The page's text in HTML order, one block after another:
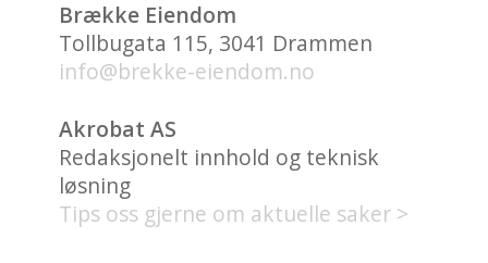
Brække Eiendom
Tollbugata 115, 3041 Drammen
info@brekke-eiendom.no
Akrobat AS
Redaksjonelt innhold og teknisk
løsning
Tips oss gjerne om aktuelle saker >